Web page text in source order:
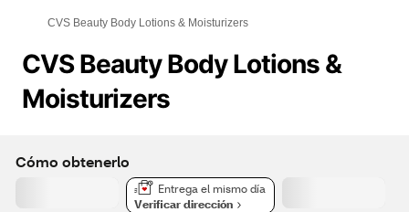
CVS Beauty Body Lotions & Moisturizers
CVS Beauty Body Lotions &
Moisturizers
Cómo obtenerlo
Entrega el mismo día
Verificar dirección